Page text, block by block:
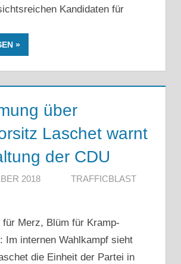
Kandidaten für
über
Laschet warnt
der CDU
2018 TRAFFICBLAST
für Merz, Blüm für Kramp-
Im internen Wahlkampf sieht
die Einheit der Partei in